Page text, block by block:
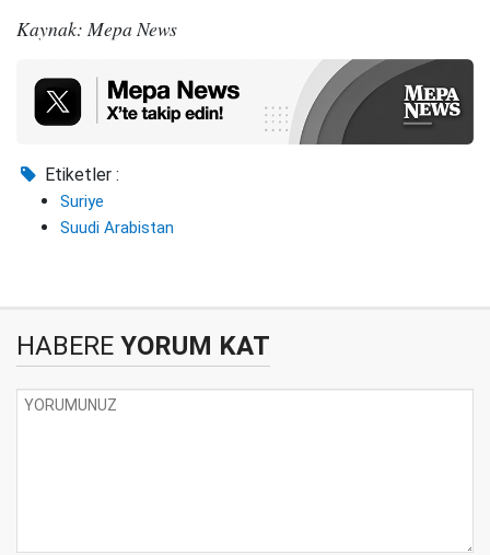
Kaynak: Mepa News
Etiketler :
Suriye
Suudi Arabistan
HABERE YORUM KAT